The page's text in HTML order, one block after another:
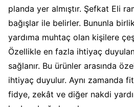
planda yer almıştır. Şefkat Eli
bağışlar ile belirler. Bununla
yardıma muhtaç olan kişilere
Özellikle en fazla ihtiyaç
sağlanır. Bu ürünler arasında
ihtiyaç duyulur. Aynı zamanda
fidye, zekât ve diğer nakdi